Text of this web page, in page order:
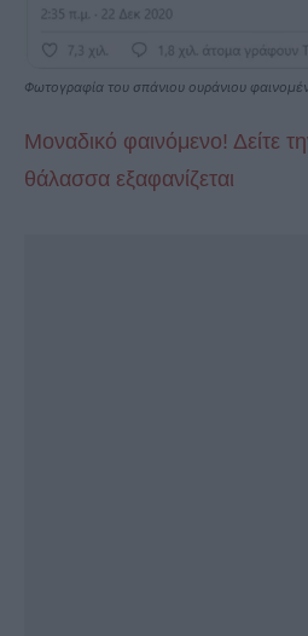
Φωτογραφία του σπάνιου ουράνιου
Μοναδικό φαινόμενο! Δείτε
θάλασσα εξαφανίζεται